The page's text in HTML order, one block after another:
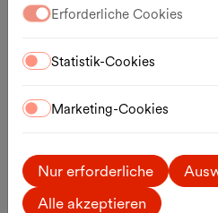
Erforderliche Cookies
Statistik-Cookies
Marketing-Cookies
Nur erforderliche
Alle akzeptieren